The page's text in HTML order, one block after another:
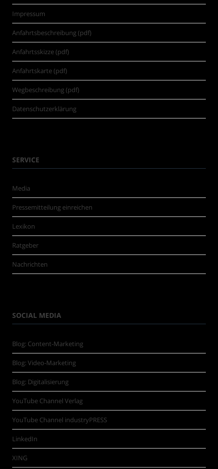
Impressum
Anfahrtsbeschreibung (pdf)
Anfahrtsskizze (pdf)
Anfahrtskarte (pdf)
Wegbeschreibung (pdf)
Datenschutzerklärung
SERVICE
Media
Pressemitteilung einreichen
Lexikon
Ratgeber
Nachrichten
SOCIAL MEDIA
Blog: Content-Marketing
Blog: Video-Marketing
Blog: Digitalisierung
YouTube Channel Verlag
YouTube Channel industryPRESS
LinkedIn
XING